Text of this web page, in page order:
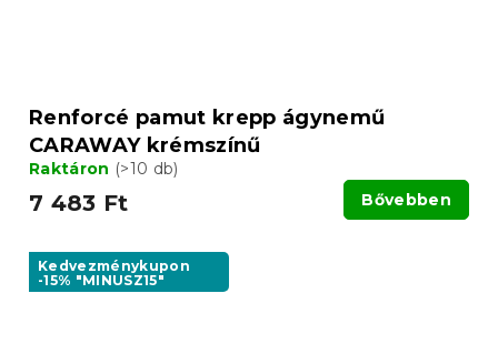
Renforcé pamut krepp ágynemű
CARAWAY krémszínű
Raktáron (>10 db)
7 483 Ft Bővebben
Kedvezménykupon
-15% "MINUSZ15"